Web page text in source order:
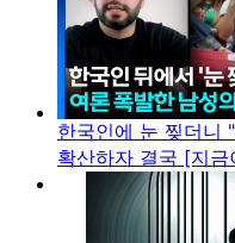
한국인에 눈 찢더니
확산하자 결국 [지금